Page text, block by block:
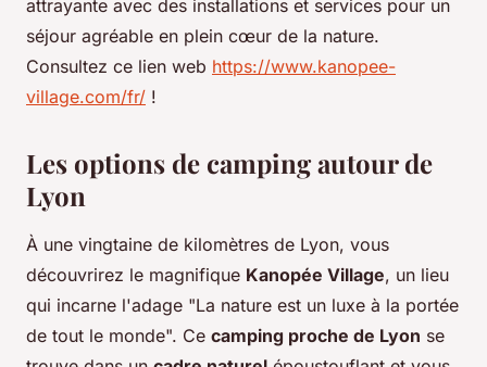
attrayante avec des installations et services pour un
séjour agréable en plein cœur de la nature.
Consultez ce lien web https://www.kanopee-
village.com/fr/ !
Les options de camping autour de
Lyon
À une vingtaine de kilomètres de Lyon, vous
découvrirez le magnifique Kanopée Village, un lieu
qui incarne l'adage "La nature est un luxe à la portée
de tout le monde". Ce camping proche de Lyon se